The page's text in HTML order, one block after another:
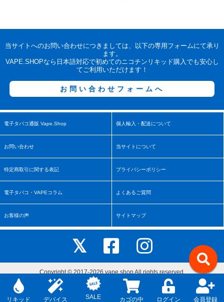
リキッド デバイス SALE カゴの中 ログイン 会員登録
↑
当サイトへのお問い合わせにつきましては、以下の専用フォームにて承り
ます。
VAPE.SHOPなら日本語対応で初めてのニコチンリキッド購入でも安心し
てご利用いただけます！
お問い合わせフォームへ
電子タバコ通販 Vape.Shop 個人輸入・配送について
お問い合わせ 当サイトについて
特定商取引に関する表記 プライバシーポリシー
電子タバコ・VAPEコラム よくあるご質問
お客様の声 サイトマップ
Copyright © 2017-2026 vape.shop All rights reserved.